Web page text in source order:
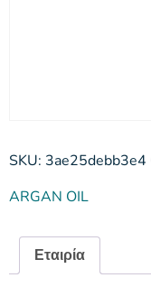
SKU: 3ae25debb3e4
ARGAN OIL
Εταιρία